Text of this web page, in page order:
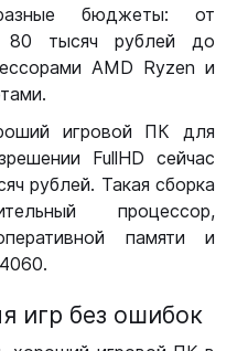
бюджеты: от
80 тысяч рублей до
AMD Ryzen и
игровой ПК для
FullHD сейчас
рублей. Такая сборка
процессор,
памяти и
игр без ошибок